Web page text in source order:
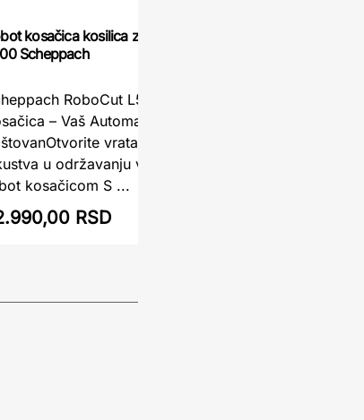
kosačica kosilica za travu RoboCut
Scheppach
RoboCut L500 Robot
– Vaš Automatski
vrata potpuno novog
u održavanju vašeg travnjaka sa
kosačicom S ...
RSD